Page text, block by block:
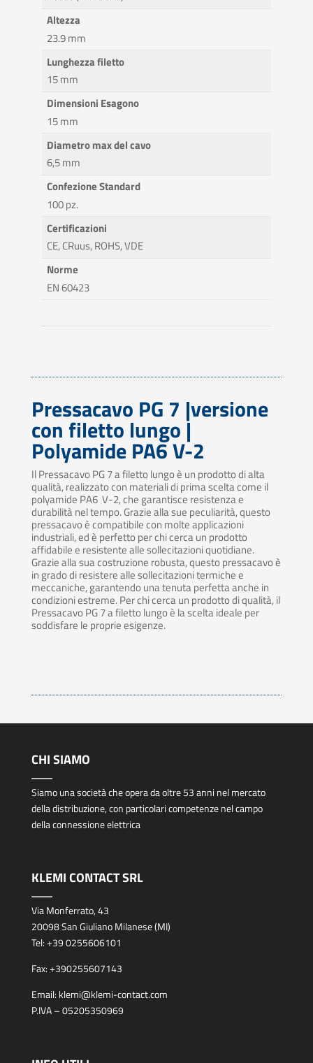
Altezza
23.9 mm
Lunghezza filetto
15 mm
Dimensioni Esagono
15 mm
Diametro max del cavo
6,5 mm
Confezione Standard
100 pz.
Certificazioni
CE, CRuus, ROHS, VDE
Norme
EN 60423
Pressacavo PG 7 |versione
con filetto lungo |
Polyamide PA6 V-2
Il Pressacavo PG 7 a filetto lungo è un prodotto di alta
qualità, realizzato con materiali di prima scelta come il
polyamide PA6 V-2, che garantisce resistenza e
durabilità nel tempo. Grazie alla sue peculiarità, questo
pressacavo è compatibile con molte applicazioni
industriali, ed è perfetto per chi cerca un prodotto
affidabile e resistente alle sollecitazioni quotidiane.
Grazie alla sua costruzione robusta, questo pressacavo è
in grado di resistere alle sollecitazioni termiche e
meccaniche, garantendo una tenuta perfetta anche in
condizioni estreme. Per chi cerca un prodotto di qualità, il
Pressacavo PG 7 a filetto lungo è la scelta ideale per
soddisfare le proprie esigenze.
CHI SIAMO
Siamo una società che opera da oltre 53 anni nel mercato
della distribuzione, con particolari competenze nel campo
della connessione elettrica
KLEMI CONTACT SRL
Via Monferrato, 43
20098 San Giuliano Milanese (MI)
Tel:+39 0255606101
Fax:+390255607143
Email: klemi@klemi-contact.com
P.IVA – 05205350969